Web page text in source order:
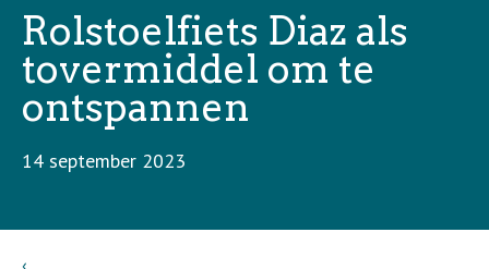
Rolstoelfiets Diaz als
tovermiddel om te
ontspannen
14 september 2023